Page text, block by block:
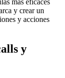
más eficaces
y crear un
y acciones
y